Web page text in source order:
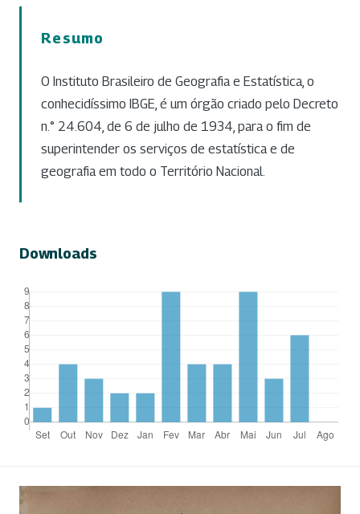
Resumo
O Instituto Brasileiro de Geografia e Estatística, o
conhecidíssimo IBGE, é um órgão criado pelo Decreto
n.° 24.604, de 6 de julho de 1934, para o fim de
superintender os serviços de estatística e de
geografia em todo o Território Nacional.
Downloads